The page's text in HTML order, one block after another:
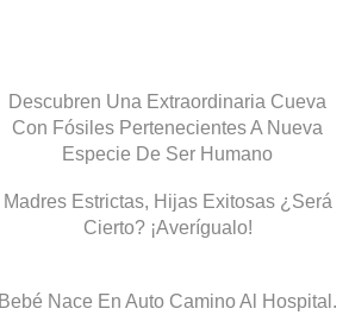
Descubren Una Extraordinaria Cueva
Con Fósiles Pertenecientes A Nueva
Especie De Ser Humano
Madres Estrictas, Hijas Exitosas ¿Será
Cierto? ¡Averígualo!
Bebé Nace En Auto Camino Al Hospital.